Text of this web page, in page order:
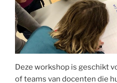
Deze workshop is geschikt
of teams van docenten die